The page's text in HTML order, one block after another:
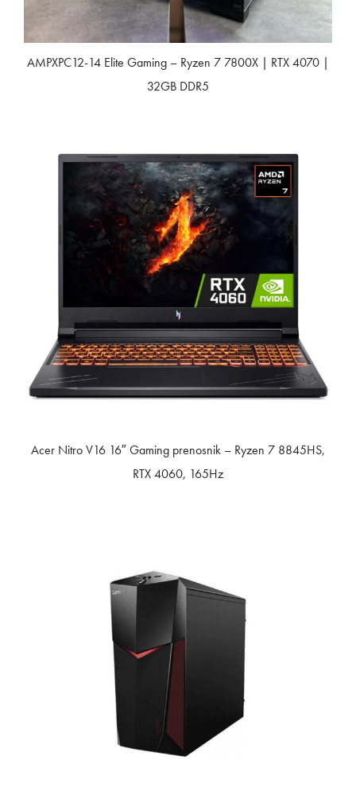
AMPXPC12-14 Elite Gaming – Ryzen 7 7800X | RTX 4070 |
32GB DDR5
Acer Nitro V16 16″ Gaming prenosnik – Ryzen 7 8845HS,
RTX 4060, 165Hz